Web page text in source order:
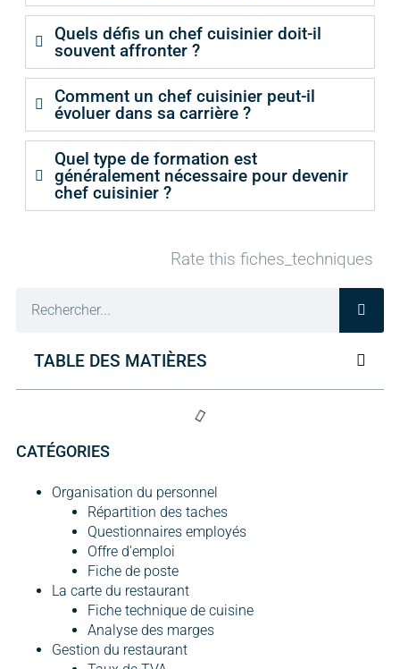
TABLE DES MATIÈRES
CATÉGORIES
Organisation du personnel
Répartition des taches
Questionnaires employés
Offre d'emploi
Fiche de poste
La carte du restaurant
Fiche technique de cuisine
Analyse des marges
Gestion du restaurant
Quels défis un chef cuisinier doit-il
souvent affronter ?
Comment un chef cuisinier peut-il
évoluer dans sa carrière ?
Quel type de formation est
généralement nécessaire pour devenir
chef cuisinier ?
Rate this fiches_techniques